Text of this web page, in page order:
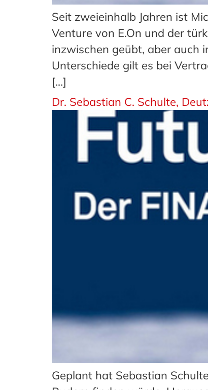
Seit zweieinhalb Jahren ist
Venture von E.On und der
inzwischen geübt, aber auch
Unterschiede gilt es bei
[…]
Dr. Sebastian C. Schulte,
Geplant hat Sebastian